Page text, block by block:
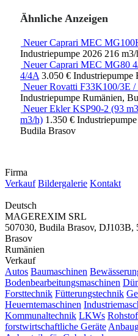
Ähnliche Anzeigen
Neuer Caprari MEC
Industriepumpe 2026 216 m3/
Neuer Caprari MEC MG80
4/4A 3.050 € Industriepumpe
Neuer Rovatti F33K100/3E
Industriepumpe Rumänien,
Neuer Ekler KSP90-2 (93
m3/h) 1.350 € Industriepumpe
Budila Brasov
Firma
Verkauf Bildergalerie Kontakt
Deutsch
MAGEREXIM SRL
507030, Budila Brasov, DJ103B,
Brasov
Rumänien
Verkauf
Autos Baumaschinen
Bodenbearbeitungsmaschinen
Forsttechnik Fütterungstechnik
Heuerntemaschinen
Kommunaltechnik LKWs
forstwirtschaftliche Geräte